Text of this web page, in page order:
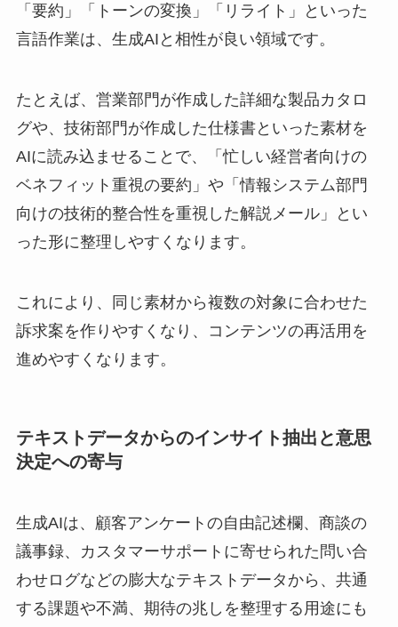
「要約」「トーンの変換」「リライト」といった
言語作業は、生成AIと相性が良い領域です。
たとえば、営業部門が作成した詳細な製品カタロ
グや、技術部門が作成した仕様書といった素材を
AIに読み込ませることで、「忙しい経営者向けの
ベネフィット重視の要約」や「情報システム部門
向けの技術的整合性を重視した解説メール」とい
った形に整理しやすくなります。
これにより、同じ素材から複数の対象に合わせた
訴求案を作りやすくなり、コンテンツの再活用を
進めやすくなります。
テキストデータからのインサイト抽出と意思
決定への寄与
生成AIは、顧客アンケートの自由記述欄、商談の
議事録、カスタマーサポートに寄せられた問い合
わせログなどの膨大なテキストデータから、共通
する課題や不満、期待の兆しを整理する用途にも